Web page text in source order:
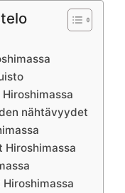
nähtävyydet
Hiroshimassa